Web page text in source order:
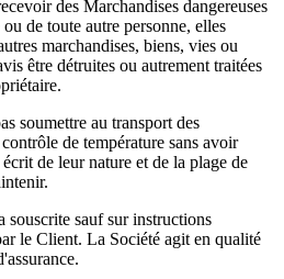
des Marchandises dangereuses
de toute autre personne, elles
marchandises, biens, vies ou
être détruites ou autrement traitées
soumettre au transport des
de température sans avoir
de leur nature et de la plage de
souscrite sauf sur instructions
le Client. La Société agit en qualité